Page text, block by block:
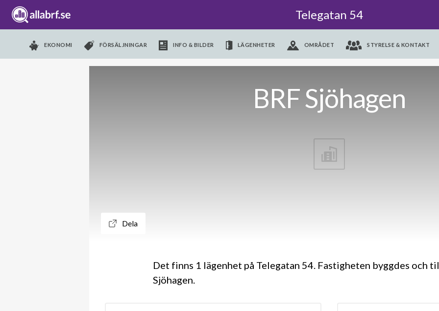
Telegatan 54
EKONOMI FÖRSÄLJNINGAR INFO & BILDER LÄGENHETER OMRÅDET STYRELSE & KONTAKT
BRF Sjöhagen
Dela
Det finns 1 lägenhet på Telegatan 54. Fastigheten byggdes och
Sjöhagen.